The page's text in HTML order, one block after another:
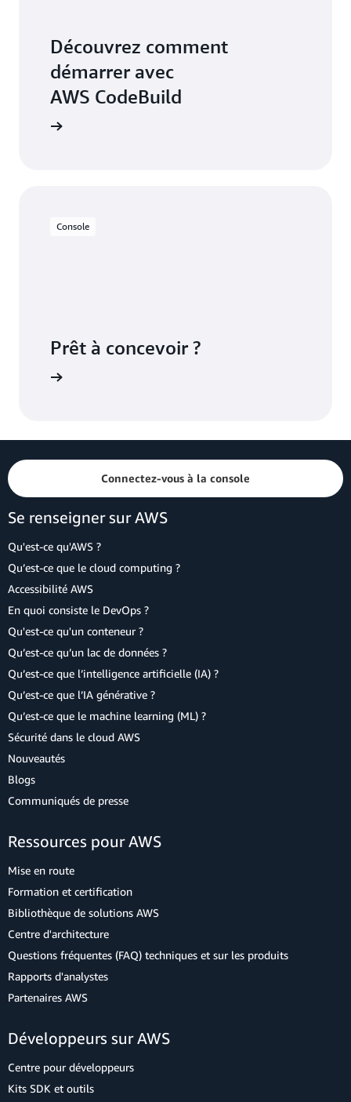
Découvrez comment
démarrer avec
AWS CodeBuild
Console
Prêt à concevoir ?
Connectez-vous à la console
Se renseigner sur AWS
Qu'est-ce qu'AWS ?
Qu’est-ce que le cloud computing ?
Accessibilité AWS
En quoi consiste le DevOps ?
Qu'est-ce qu'un conteneur ?
Qu’est-ce qu’un lac de données ?
Qu’est-ce que l’intelligence artificielle (IA) ?
Qu’est-ce que l’IA générative ?
Qu’est-ce que le machine learning (ML) ?
Sécurité dans le cloud AWS
Nouveautés
Blogs
Communiqués de presse
Ressources pour AWS
Mise en route
Formation et certification
Bibliothèque de solutions AWS
Centre d'architecture
Questions fréquentes (FAQ) techniques et sur les produits
Rapports d'analystes
Partenaires AWS
Développeurs sur AWS
Centre pour développeurs
Kits SDK et outils